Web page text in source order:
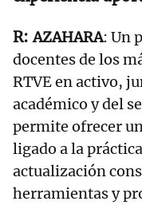
AZAHARA: Un
docentes de los
RTVE en activo,
académico y del
permite ofrecer
ligado a la
actualización
herramientas y